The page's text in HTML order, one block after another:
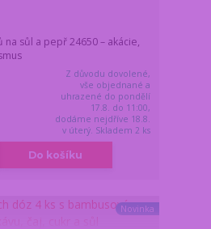
na sůl a pepř 24650 – akácie,
Z důvodu dovolené,
vše objednané a
uhrazené do pondělí
17.8. do 11:00,
dodáme nejdříve 18.8.
v úterý. Skladem 2 ks
Do košíku
Novinka